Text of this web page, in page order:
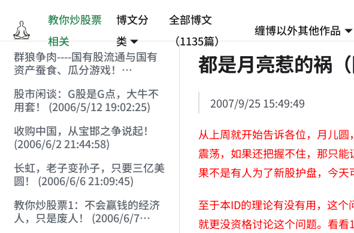
教你炒股票
相关
博文分
类
全部博文
（1135篇）
缠博以外其他作品
群狼争肉----国有股流通与国有
资产蚕食、瓜分游戏！
股市闲谈：G股是G点，大牛不
用套！ (2006/5/12 19:02:25)
收购中国，从宝邯之争说起！
(2006/6/2 21:44:58)
长虹，老子变孙子，只要三亿美
圆！ (2006/6/6 21:09:45)
教你炒股票1：不会赢钱的经济
人，只是废人！ (2006/6/7
都是月亮惹的祸
2007/9/25 15:49:49
从上周就开始告诉各位，月儿
震荡，如果还把握不住，那只
果不是有人为了新股护盘，今天
至于本ID的理论有没有用，这
就更没资格讨论这个问题。看看